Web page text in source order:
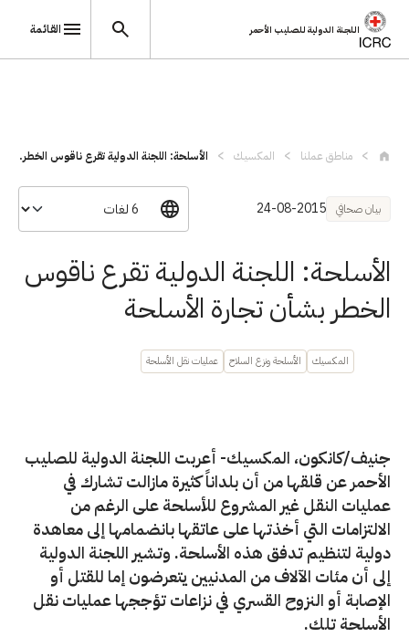
اللجنة الدولية للصليب الأحمر القائمة
مناطق عملنا المكسيك الأسلحة: اللجنة الدولية تقرع ناقوس الخطر...
بيان صحافي 24-08-2015
الأسلحة: اللجنة الدولية تقرع ناقوس
الخطر بشأن تجارة الأسلحة
المكسيك الأسلحة ونزع السلاح عمليات نقل الأسلحة
جنيف/كانكون، المكسيك- أعربت اللجنة الدولية للصليب
الأحمر عن قلقها من أن بلداناً كثيرة مازالت تشارك في
عمليات النقل غير المشروع للأسلحة على الرغم من
الالتزامات التي أخذتها على عاتقها بانضمامها إلى معاهدة
دولية لتنظيم تدفق هذه الأسلحة. وتشير اللجنة الدولية
إلى أن مئات الآلاف من المدنيين يتعرضون إما للقتل أو
الإصابة أو النزوح القسري في نزاعات تؤججها عمليات نقل
الأسلحة تلك.